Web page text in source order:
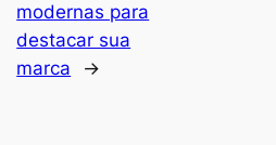
modernas para
destacar sua
marca
→